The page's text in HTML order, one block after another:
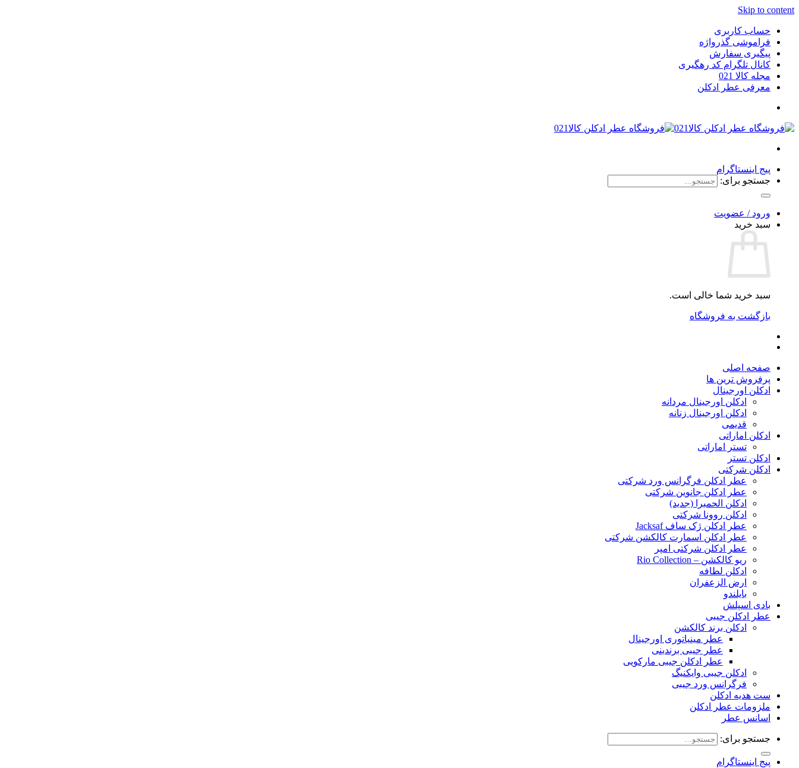
Skip to content
حساب کاربری
فراموشی گذرواژه
پیگیری سفارش
کانال تلگرام کد رهگیری
مجله کالا 021
معرفی عطر ادکلن
پیج اینستاگرام
جستجو برای:
ورود / عضویت
سبد خرید
سبد خرید شما خالی است.
بازگشت به فروشگاه
صفحه اصلی
پرفروش ترین ها
ادکلن اورجینال
ادکلن اورجینال مردانه
ادکلن اورجینال زنانه
قدیمی
ادکلن اماراتی
تستر اماراتی
ادکلن تستر
ادکلن شرکتی
عطر ادکلن فرگرانس ورد شرکتی
عطر ادکلن جانوین شرکتی
ادکلن الحمبرا (جدید)
ادکلن روونا شرکتی
عطر ادکلن ژک‌ ساف Jacksaf
عطر ادکلن اسمارت کالکشن شرکتی
عطر ادکلن شرکتی امپر
ریو کالکشن – Rio Collection
ادکلن لطافه
ارض الزعفران
بایلندو
بادی اسپلش
عطر ادکلن جیبی
ادکلن برند کالکشن
عطر مینیاتوری اورجینال
عطر جیبی برندینی
عطر ادکلن جیبی مارکویی
ادکلن جیبی وایکنیگ
فرگرانس ورد جیبی
ست هدیه ادکلن
ملزومات عطر ادکلن
اسانس عطر
جستجو برای:
پیج اینستاگرام